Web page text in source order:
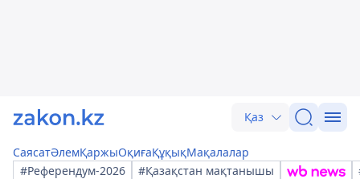
Қаз
СаясатӘлемҚаржыОқиғаҚұқықМақалалар
#Референдум-2026
#Қазақстан мақтанышы